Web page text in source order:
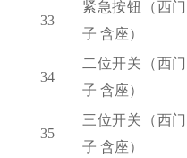
33
紧急按钮（西门
子 含座）
34
二位开关（西门
子 含座）
35
三位开关（西门
子 含座）